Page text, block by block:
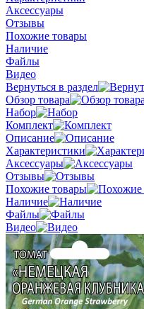
Аксессуары
Отзывы
Похожие товары
Наличие
Файлы
Видео
Вернуться в раздел
Обзор товара
Набор
Комплект
Описание
Характеристики
Аксессуары
Отзывы
Похожие товары
Наличие
Файлы
Видео